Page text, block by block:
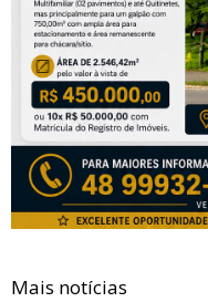
Mais notícias